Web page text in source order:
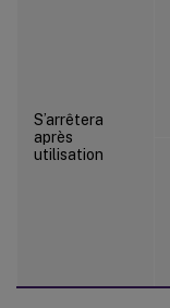
S’arrêtera
après
utilisation